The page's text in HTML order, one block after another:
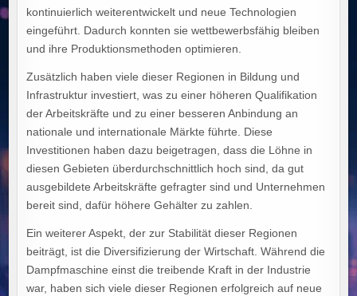
kontinuierlich weiterentwickelt und neue Technologien
eingeführt. Dadurch konnten sie wettbewerbsfähig bleiben
und ihre Produktionsmethoden optimieren.
Zusätzlich haben viele dieser Regionen in Bildung und
Infrastruktur investiert, was zu einer höheren Qualifikation
der Arbeitskräfte und zu einer besseren Anbindung an
nationale und internationale Märkte führte. Diese
Investitionen haben dazu beigetragen, dass die Löhne in
diesen Gebieten überdurchschnittlich hoch sind, da gut
ausgebildete Arbeitskräfte gefragter sind und Unternehmen
bereit sind, dafür höhere Gehälter zu zahlen.
Ein weiterer Aspekt, der zur Stabilität dieser Regionen
beiträgt, ist die Diversifizierung der Wirtschaft. Während die
Dampfmaschine einst die treibende Kraft in der Industrie
war, haben sich viele dieser Regionen erfolgreich auf neue